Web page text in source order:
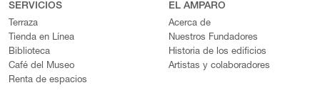
SERVICIOS
Terraza
Tienda en Línea
Biblioteca
Café del Museo
Renta de espacios
EL AMPARO
Acerca de
Nuestros Fundadores
Historia de los edificios
Artistas y colaboradores